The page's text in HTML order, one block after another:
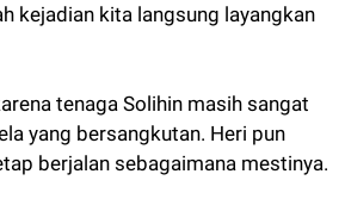
kejadian kita langsung layangkan
tenaga Solihin masih sangat
yang bersangkutan. Heri pun
berjalan sebagaimana mestinya.